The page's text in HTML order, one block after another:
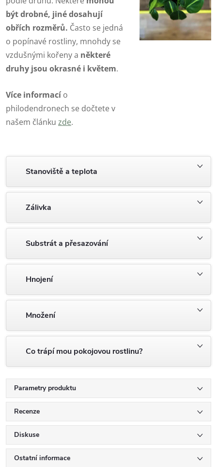
být drobné, jiné dosahují
obřích rozměrů. Často se jedná
o popínavé rostliny, mnohdy se
vzdušnými kořeny a některé
druhy jsou okrasné i květem.
Více informacío
philodendronech se dočtete v
našem článku zde.
Stanoviště a teplota
Zálivka
Substrát a přesazování
Hnojení
Množení
Co trápí mou pokojovou rostlinu?
Parametry produktu
Recenze
Diskuse
Ostatní informace